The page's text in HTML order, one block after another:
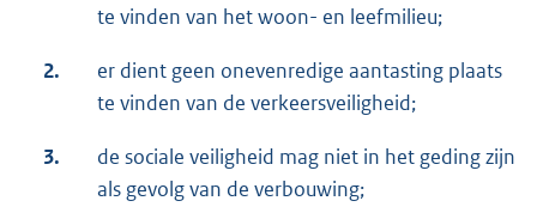
te vinden van het woon- en leefmilieu;
2.
er dient geen onevenredige aantasting plaats
te vinden van de verkeersveiligheid;
3.
de sociale veiligheid mag niet in het geding zijn
als gevolg van de verbouwing;